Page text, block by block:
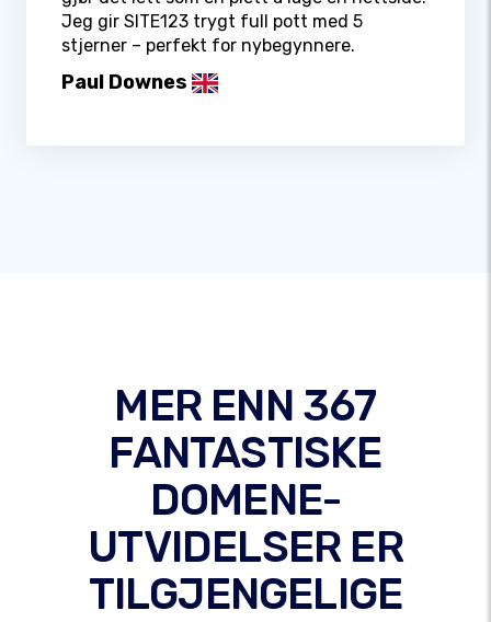
Jeg gir SITE123 trygt full pott med 5
stjerner – perfekt for nybegynnere.
Paul Downes
MER ENN 367
FANTASTISKE
DOMENE-
UTVIDELSER ER
TILGJENGELIGE